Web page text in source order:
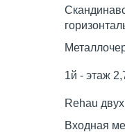
1й - этаж
Rehau
Входная